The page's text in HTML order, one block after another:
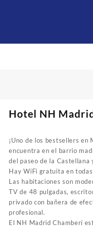
Hotel NH
¡Uno de los bestsellers
encuentra en el barrio
del paseo de la
Hay WiFi gratuita en
Las habitaciones son
TV de 48 pulgadas,
privado con bañera de
profesional.
El NH Madrid Chamberí